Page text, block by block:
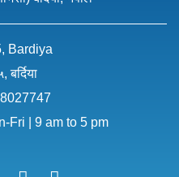
Bardiya
बर्दिया
Fri | 9 am to 5 pm